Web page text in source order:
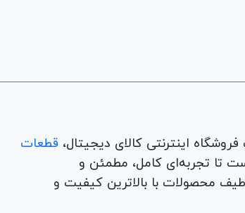
قطعات
در کنار شماست تا تجربه‌ای کامل، مطمئن و
محصولات با بالاترین کیفیت و